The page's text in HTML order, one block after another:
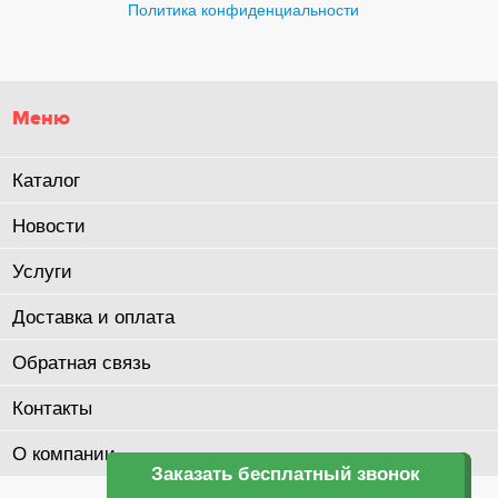
Заказать бесплатный звонок
Политика конфиденциальности
Меню
Каталог
Новости
Услуги
Доставка и оплата
Обратная связь
Контакты
О компании
Заказать бесплатный звонок